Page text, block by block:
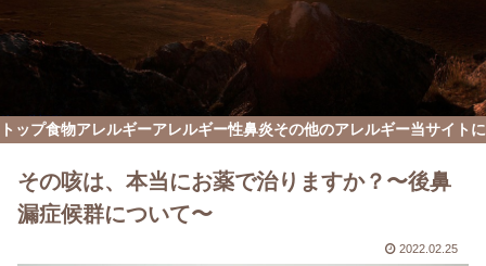
トップ食物アレルギーアレルギー性鼻炎その他のアレルギー当サイト
その咳は、本当にお薬で治りますか？〜後鼻
漏症候群について〜
2022.02.25